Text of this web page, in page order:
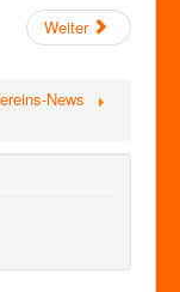
Weiter
News